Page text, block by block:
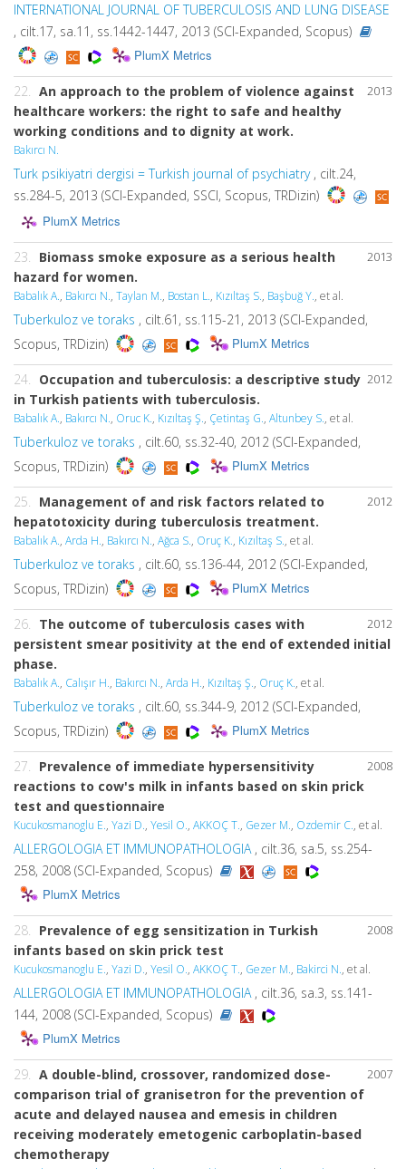
INTERNATIONAL JOURNAL OF TUBERCULOSIS AND LUNG DISEASE
, cilt.17, sa.11, ss.1442-1447, 2013 (SCI-Expanded, Scopus)
PlumX Metrics
2013
22. An approach to the problem of violence against
healthcare workers: the right to safe and healthy
working conditions and to dignity at work.
Bakırcı N.
Turk psikiyatri dergisi = Turkish journal of psychiatry, cilt.24,
ss.284-5, 2013 (SCI-Expanded, SSCI, Scopus, TRDizin)
PlumX Metrics
2013
23. Biomass smoke exposure as a serious health
hazard for women.
Babalık A., Bakırcı N., Taylan M., Bostan L., Kızıltaş S., Başbuğ Y., et al.
Tuberkuloz ve toraks , cilt.61, ss.115-21, 2013 (SCI-Expanded,
Scopus, TRDizin)
PlumX Metrics
2012
24. Occupation and tuberculosis: a descriptive study
in Turkish patients with tuberculosis.
Babalık A., Bakırcı N., Oruc K., Kızıltaş Ş., Çetintaş G., Altunbey S., et al.
Tuberkuloz ve toraks , cilt.60, ss.32-40, 2012 (SCI-Expanded,
Scopus, TRDizin)
PlumX Metrics
2012
25. Management of and risk factors related to
hepatotoxicity during tuberculosis treatment.
Babalık A., Arda H., Bakırcı N., Ağca S., Oruç K., Kızıltaş S., et al.
Tuberkuloz ve toraks , cilt.60, ss.136-44, 2012 (SCI-Expanded,
Scopus, TRDizin)
PlumX Metrics
2012
26. The outcome of tuberculosis cases with
persistent smear positivity at the end of extended initial
phase.
Babalık A., Calışır H., Bakırcı N., Arda H., Kızıltaş Ş., Oruç K., et al.
Tuberkuloz ve toraks , cilt.60, ss.344-9, 2012 (SCI-Expanded,
Scopus, TRDizin)
PlumX Metrics
2008
27. Prevalence of immediate hypersensitivity
reactions to cow's milk in infants based on skin prick
test and questionnaire
Kucukosmanoglu E., Yazi D., Yesil O., AKKOÇ T., Gezer M., Ozdemir C., et al.
ALLERGOLOGIA ET IMMUNOPATHOLOGIA, cilt.36, sa.5, ss.254-
258, 2008 (SCI-Expanded, Scopus)
PlumX Metrics
2008
28. Prevalence of egg sensitization in Turkish
infants based on skin prick test
Kucukosmanoglu E., Yazi D., Yesil O., AKKOÇ T., Gezer M., Bakirci N., et al.
ALLERGOLOGIA ET IMMUNOPATHOLOGIA, cilt.36, sa.3, ss.141-
144, 2008 (SCI-Expanded, Scopus)
PlumX Metrics
2007
29. A double-blind, crossover, randomized dose-
comparison trial of granisetron for the prevention of
acute and delayed nausea and emesis in children
receiving moderately emetogenic carboplatin-based
chemotherapy